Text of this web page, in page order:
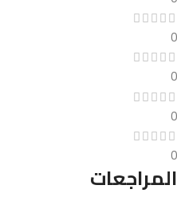
0
0
0
0
المراجعات